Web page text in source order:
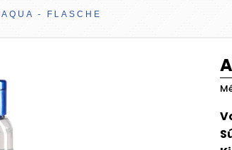
AQUA - FLASCHE